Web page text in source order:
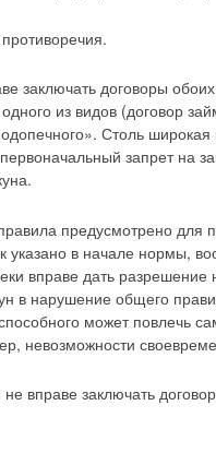
заключать договоры
из видов (договор
Столь
запрет на
предусмотрено для
указано в начале нормы,
вправе дать разрешение
в нарушение общего
может повлечь
невозможности
вправе заключать